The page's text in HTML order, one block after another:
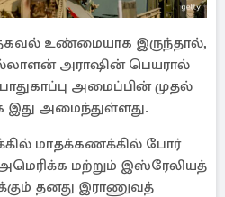
உண்மையாக இருந்தால்,
அராஷின் பெயரால்
அமைப்பின் முதல்
அமைந்துள்ளது.
மாதக்கணக்கில் போர்
அமெரிக்க மற்றும் இஸ்ரேலியத்
தனது இராணுவத்